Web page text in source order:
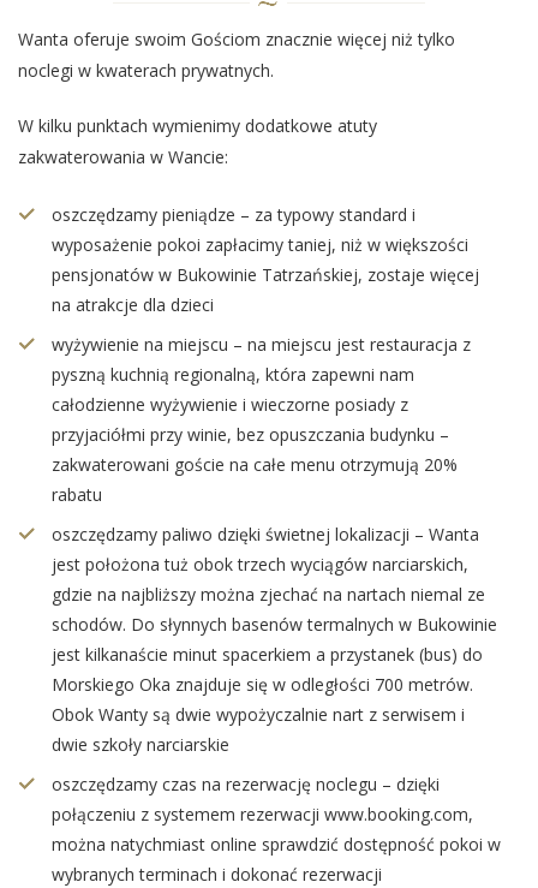
Wanta oferuje swoim Gościom znacznie więcej niż tylko
noclegi w kwaterach prywatnych.
W kilku punktach wymienimy dodatkowe atuty
zakwaterowania w Wancie:
oszczędzamy pieniądze – za typowy standard i
wyposażenie pokoi zapłacimy taniej, niż w większości
pensjonatów w Bukowinie Tatrzańskiej, zostaje więcej
na atrakcje dla dzieci
wyżywienie na miejscu – na miejscu jest restauracja z
pyszną kuchnią regionalną, która zapewni nam
całodzienne wyżywienie i wieczorne posiady z
przyjaciółmi przy winie, bez opuszczania budynku –
zakwaterowani goście na całe menu otrzymują 20%
rabatu
oszczędzamy paliwo dzięki świetnej lokalizacji – Wanta
jest położona tuż obok trzech wyciągów narciarskich,
gdzie na najbliższy można zjechać na nartach niemal ze
schodów. Do słynnych basenów termalnych w Bukowinie
jest kilkanaście minut spacerkiem a przystanek (bus) do
Morskiego Oka znajduje się w odległości 700 metrów.
Obok Wanty są dwie wypożyczalnie nart z serwisem i
dwie szkoły narciarskie
oszczędzamy czas na rezerwację noclegu – dzięki
połączeniu z systemem rezerwacji www.booking.com,
można natychmiast online sprawdzić dostępność pokoi w
wybranych terminach i dokonać rezerwacji